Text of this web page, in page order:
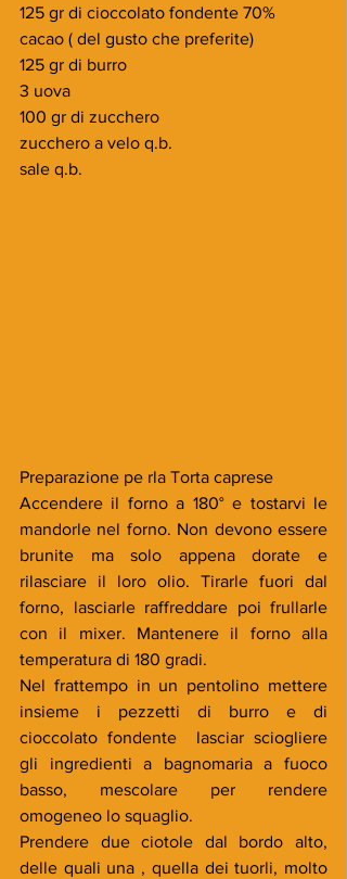
125 gr di cioccolato fondente 70%
cacao ( del gusto che preferite)
125 gr di burro
3 uova
100 gr di zucchero
zucchero a velo q.b.
sale q.b.
Preparazione pe rla Torta caprese
Accendere il forno a 180° e tostarvi le
mandorle nel forno. Non devono essere
brunite ma solo appena dorate e
rilasciare il loro olio. Tirarle fuori dal
forno, lasciarle raffreddare poi frullarle
con il mixer. Mantenere il forno alla
temperatura di 180 gradi.
Nel frattempo in un pentolino mettere
insieme i pezzetti di burro e di
cioccolato fondente  lasciar sciogliere
gli ingredienti a bagnomaria a fuoco
basso, mescolare per rendere
omogeneo lo squaglio.
Prendere due ciotole dal bordo alto,
delle quali una , quella dei tuorli, molto